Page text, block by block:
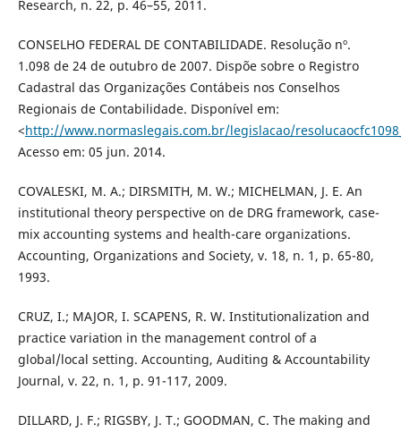
Research, n. 22, p. 46–55, 2011.
CONSELHO FEDERAL DE CONTABILIDADE. Resolução nº.
1.098 de 24 de outubro de 2007. Dispõe sobre o Registro
Cadastral das Organizações Contábeis nos Conselhos
Regionais de Contabilidade. Disponível em:
<http://www.normaslegais.com.br/legislacao/
Acesso em: 05 jun. 2014.
COVALESKI, M. A.; DIRSMITH, M. W.; MICHELMAN, J. E. An
institutional theory perspective on de DRG framework, case-
mix accounting systems and health-care organizations.
Accounting, Organizations and Society, v. 18, n. 1, p. 65-80,
1993.
CRUZ, I.; MAJOR, I. SCAPENS, R. W. Institutionalization and
practice variation in the management control of a
global/local setting. Accounting, Auditing & Accountability
Journal, v. 22, n. 1, p. 91-117, 2009.
DILLARD, J. F.; RIGSBY, J. T.; GOODMAN, C. The making and